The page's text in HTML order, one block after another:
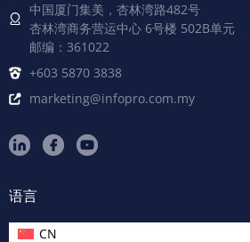
中国厦门集美，杏林湾路482号
杏林湾商务营运中心 6号楼 502B单元
邮编：361022
+603 5870 3838
marketing@infopro.com.my
语言
CN